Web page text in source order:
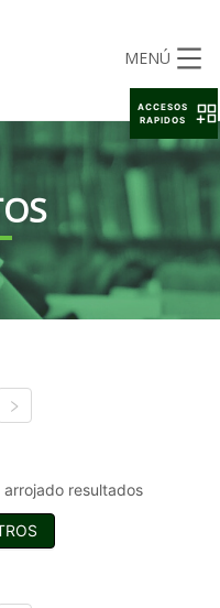
MENÚ
resultados
ACCESOS
RAPIDOS